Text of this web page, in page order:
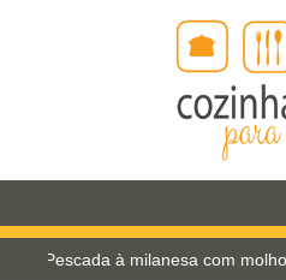
à milanesa com molho de